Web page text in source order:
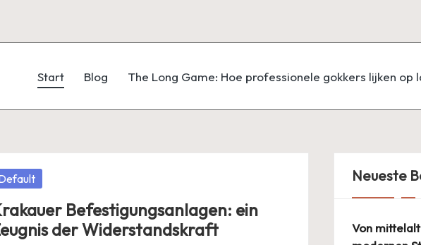
Start Blog The Long Game: Hoe professionele gokkers lijken
Befestigungsanlagen: ein
der Widerstandskraft
Neueste
Von